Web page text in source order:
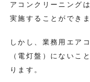
アコンクリーニング
実施することができま
しかし、業務用エア
（電灯盤）にないこ
ります。